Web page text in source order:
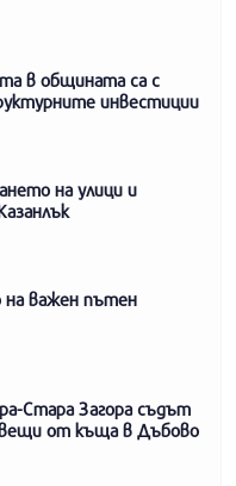
в общината са с
инвестиции
на улици и
на важен пътен
Стара Загора съдът
вещи от къща в Дъбово